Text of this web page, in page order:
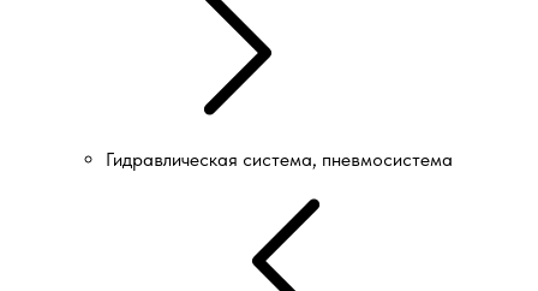
Гидравлическая система, пневмосистема